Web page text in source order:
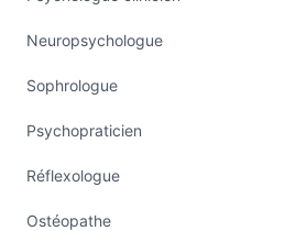
Neuropsychologue
Sophrologue
Psychopraticien
Réflexologue
Ostéopathe